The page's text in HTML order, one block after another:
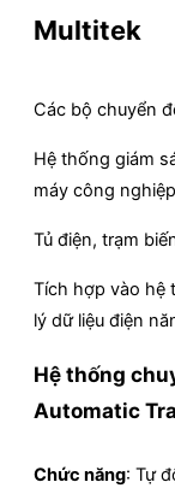
Multitek
Các bộ chuyển
Hệ thống giám
máy công
Tủ điện, trạm
Tích hợp vào hệ
lý dữ liệu điện
Hệ thống
Automatic
Chức năng: Tự